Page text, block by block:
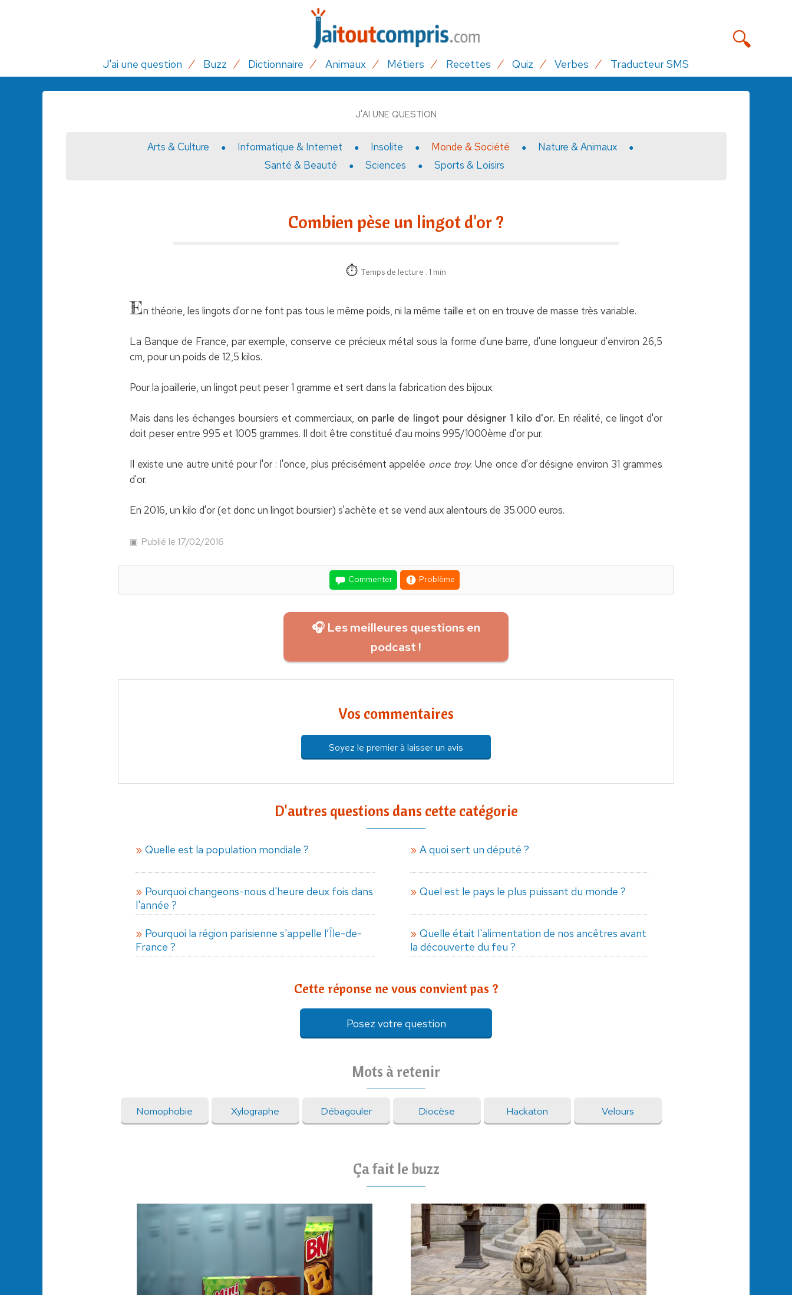
J'ai une question Buzz Dictionnaire Animaux Métiers Recettes Quiz Verbes Traducteur SMS
J'AI UNE QUESTION
Arts & Culture Informatique & Internet Insolite Monde & Société
Nature & Animaux
Santé & Beauté
Sciences Sports & Loisirs
Combien pèse un lingot d'or ?
Temps de lecture : 1 min
En théorie, les lingots d'or ne font pas tous le même poids, ni la même taille et on en trouve de masse très variable.
La Banque de France, par exemple, conserve ce précieux métal sous la forme d'une barre, d'une longueur d'environ 26,5
cm, pour un poids de 12,5 kilos.
Pour la joaillerie, un lingot peut peser 1 gramme et sert dans la fabrication des bijoux.
Mais dans les échanges boursiers et commerciaux, on parle de lingot pour désigner 1 kilo d'or. En réalité, ce lingot d'or
doit peser entre 995 et 1005 grammes. Il doit être constitué d'au moins 995/1000ème d'or pur.
Il existe une autre unité pour l'or : l'once, plus précisément appelée once troy. Une once d'or désigne environ 31 grammes
d'or.
En 2016, un kilo d'or (et donc un lingot boursier) s'achète et se vend aux alentours de 35.000 euros.
Publié le 17/02/2016
Commenter Problème
🎧 Les meilleures questions en
podcast !
Vos commentaires
Soyez le premier à laisser un avis
D'autres questions dans cette catégorie
Quelle est la population mondiale ? A quoi sert un député ?
Pourquoi changeons-nous d'heure deux fois dans
l'année ?
Quel est le pays le plus puissant du monde ?
Pourquoi la région parisienne s'appelle l’Île-de-
France ?
Quelle était l'alimentation de nos ancêtres avant
la découverte du feu ?
Cette réponse ne vous convient pas ?
Posez votre question
Mots à retenir
Nomophobie Xylographe Débagouler Diocèse Hackaton Velours
Ça fait le buzz